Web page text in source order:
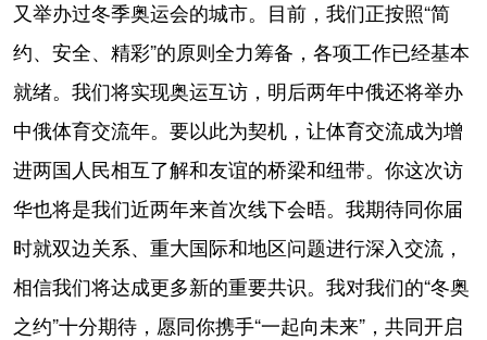
又举办过冬季奥运会的城市。目前，我们正按照“简
约、安全、精彩”的原则全力筹备，各项工作已经基本
就绪。我们将实现奥运互访，明后两年中俄还将举办
中俄体育交流年。要以此为契机，让体育交流成为增
进两国人民相互了解和友谊的桥梁和纽带。你这次访
华也将是我们近两年来首次线下会晤。我期待同你届
时就双边关系、重大国际和地区问题进行深入交流，
相信我们将达成更多新的重要共识。我对我们的“冬奥
之约”十分期待，愿同你携手“一起向未来”，共同开启